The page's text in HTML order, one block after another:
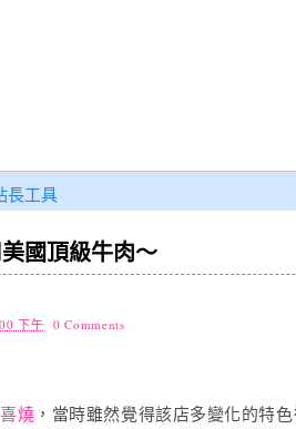
長工具
國頂級牛肉～
下午 0 Comments
燒 ，當時雖然覺得該店多變化的特